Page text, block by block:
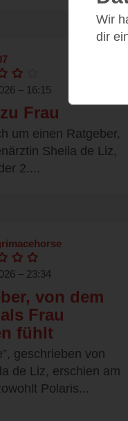
– 16:15
Frau
um einen Ratgeber,
Sheila de Liz,
2....
– 23:34
von dem
Frau
fühlt
geschrieben von
de Liz, erschien am
Polaris...
Wir
dir